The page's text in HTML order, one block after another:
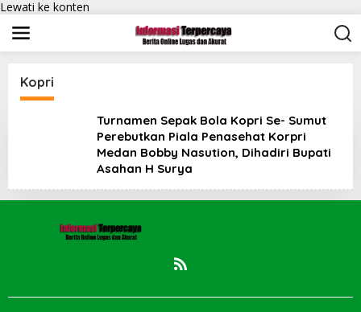
Lewati ke konten
Kopri
Turnamen Sepak Bola Kopri Se- Sumut
Perebutkan Piala Penasehat Korpri
Medan Bobby Nasution, Dihadiri Bupati
Asahan H Surya